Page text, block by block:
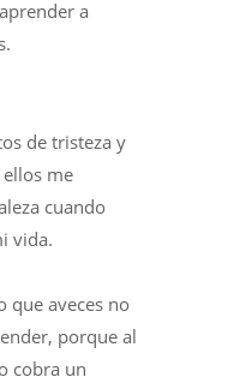
a
de tristeza y
me
cuando
vida.
que aveces no
porque al
cobra un